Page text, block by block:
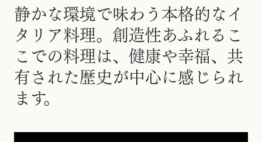
静かな環境で味わう本格的なイ
タリア料理。創造性あふれるこ
こでの料理は、健康や幸福、共
有された歴史が中心に感じられ
ます。